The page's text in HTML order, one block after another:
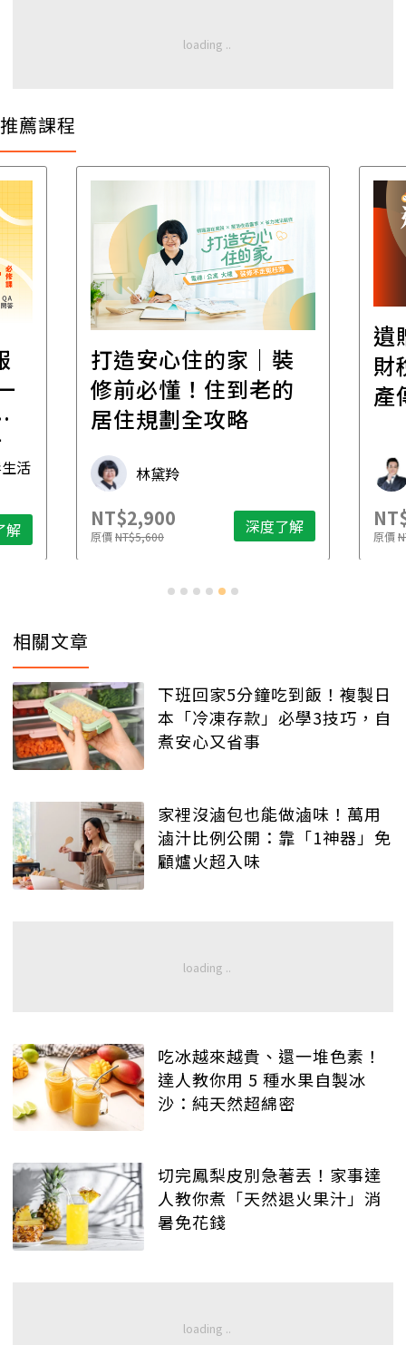
推薦課程
活
解
打造安心住的家｜裝
修前必懂！住到老的
居住規劃全攻略
林黛羚
NT$2,900
原價NT$5,600 深度了解
遺
財
產
原價
相關文章
下班回家5分鐘吃到飯！複製日
本「冷凍存款」必學3技巧，自
煮安心又省事
家裡沒滷包也能做滷味！萬用
滷汁比例公開：靠「1神器」免
顧爐火超入味
吃冰越來越貴、還一堆色素！
達人教你用 5 種水果自製冰
沙：純天然超綿密
切完鳳梨皮別急著丟！家事達
人教你煮「天然退火果汁」消
暑免花錢